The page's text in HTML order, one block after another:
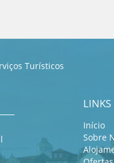
Turísticos
LINKS
Início
Sobre